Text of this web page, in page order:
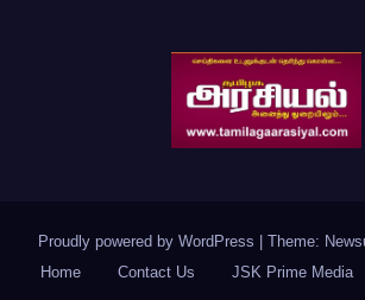
Proudly powered by WordPress Theme:
Home
Contact Us JSK Prime Media